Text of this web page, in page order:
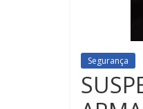
Segurança